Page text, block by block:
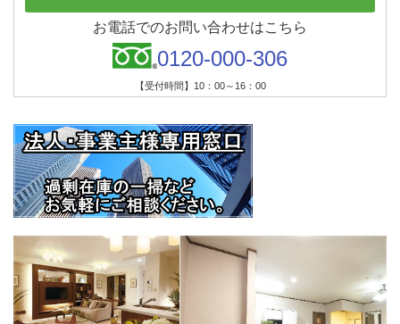
お電話でのお問い合わせはこちら
0120-000-306
【受付時間】10：00～16：00